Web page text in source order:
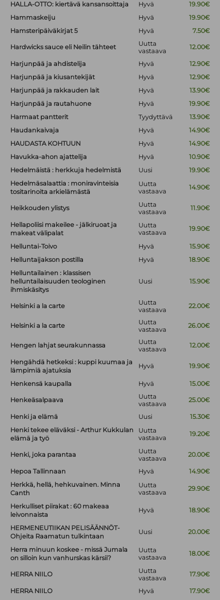
HALLA-OTTO: kiertävä kansansoittaja Hyvä
19.90€
Hammaskeiju
Hyvä
19.90€
Hamsteripäiväkirjat 5
Hyvä 7.50€
Hardwicks sauce eli Neilin tähteet
Uutta
vastaava
12.00€
Harjunpää ja ahdistelija Hyvä
12.90€
Harjunpää ja kiusantekijät
Hyvä
12.90€
Harjunpää ja rakkauden lait
Hyvä
13.90€
Harjunpää ja rautahuone
Hyvä
19.90€
Harmaat pantterit
Tyydyttävä
13.90€
Haudankaivaja
Hyvä
14.90€
HAUDASTA KOHTUUN
Hyvä
14.90€
Havukka-ahon ajattelija
Hyvä
10.90€
Hedelmäistä : herkkuja hedelmistä
Uusi
19.90€
Hedelmäsalaattia : moniravinteisia
tositarinoita arkielämästä
Uutta
vastaava
14.90€
Heikkouden ylistys
Uutta
vastaava
11.90€
Hellapoliisi makeilee - jälkiruoat ja
makeat välipalat
Uutta
vastaava
19.90€
Helluntai-Toivo Hyvä
15.90€
Helluntaijakson postilla
Hyvä
18.90€
Helluntailainen : klassisen
helluntailaisuuden teologinen
ihmiskäsitys
Uusi 15.90€
Helsinki a la carte
Uutta
vastaava
22.00€
Helsinki a la carte
Uutta
vastaava
26.00€
Hengen lahjat seurakunnassa
Uutta
vastaava
12.00€
Hengähdä hetkeksi : kuppi kuumaa ja
lämpimiä ajatuksia
Hyvä 19.90€
Henkensä kaupalla Hyvä 15.00€
Henkeäsalpaava
Uutta
vastaava
25.00€
Henki ja elämä Uusi
15.30€
Henki tekee eläväksi - Arthur Kukkulan
elämä ja työ
Uutta
vastaava
19.20€
Henki, joka parantaa
Uutta
vastaava
20.00€
Hepoa Tallinnaan Hyvä
14.90€
Herkkä, hellä, hehkuvainen. Minna
Canth
Uutta
vastaava
29.90€
Herkulliset piirakat : 60 makeaa
leivonnaista
Hyvä 18.90€
HERMENEUTIIKAN PELISÄÄNNÖT-
Ohjeita Raamatun tulkintaan
Uusi 20.00€
Herra minuun koskee - missä Jumala
on silloin kun vanhurskas kärsii?
Uutta
vastaava
18.00€
HERRA NIILO
Uutta
vastaava
17.90€
HERRA NIILO Hyvä
17.90€